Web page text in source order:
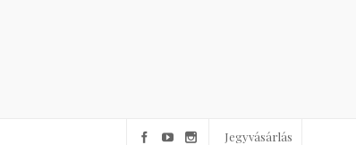
Jegyvásárlás